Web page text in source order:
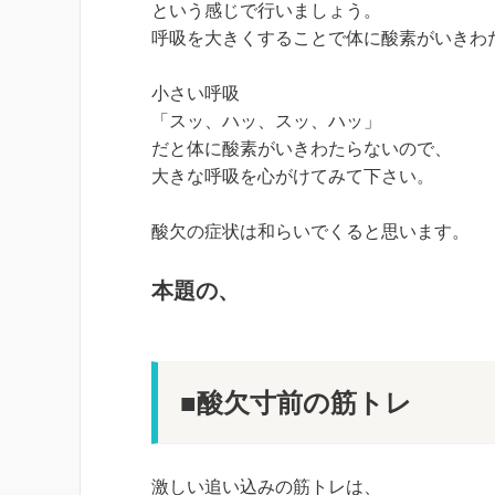
という感じで行いましょう。
呼吸を大きくすることで体に酸素がいきわ
小さい呼吸
「スッ、ハッ、スッ、ハッ」
だと体に酸素がいきわたらないので、
大きな呼吸を心がけてみて下さい。
酸欠の症状は和らいでくると思います。
本題の、
■酸欠寸前の筋トレ
激しい追い込みの筋トレは、